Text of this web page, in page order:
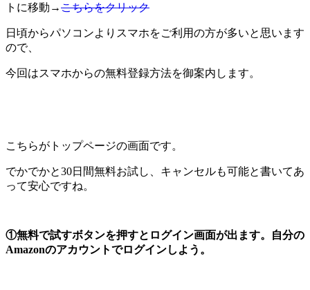
トに移動→こちらをクリック
日頃からパソコンよりスマホをご利用の方が多いと思います
ので、
今回はスマホからの無料登録方法を御案内します。
こちらがトップページの画面です。
でかでかと30日間無料お試し、キャンセルも可能と書いてあ
って安心ですね。
①無料で試すボタンを押すとログイン画面が出ます。自分の
Amazonのアカウントでログインしよう。